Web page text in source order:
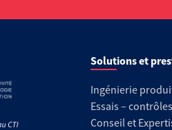
Solutions et
Ingénierie
Essais –
Conseil et